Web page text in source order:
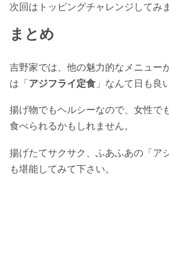
次回はトッピングチャレンジしてみ
まとめ
吉野家では、他の魅力的なメニュー
は「アジフライ定食 」なんて日も良
揚げ物でもヘルシーなので、女性で
食べられるかもしれません。
揚げたてサクサク、ふあふあの「ア
も堪能してみて下さい。